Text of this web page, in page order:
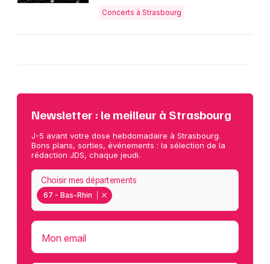
Concerts à Strasbourg
Newsletter : le meilleur à Strasbourg
J-5 avant votre dose hebdomadaire à Strasbourg.
Bons plans, sorties, événements : la sélection de la
rédaction JDS, chaque jeudi.
67 - Bas-Rhin
Choisir mes départements
Mon email